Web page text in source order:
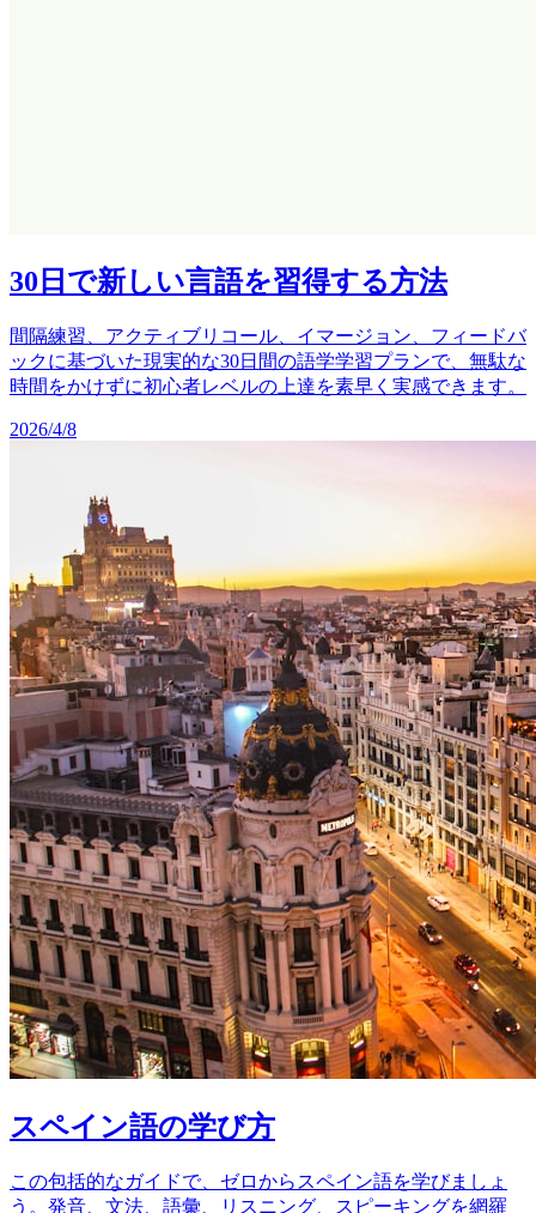
30日で新しい言語を習得する方法
間隔練習、アクティブリコール、イマージョン、フィードバ
ックに基づいた現実的な30日間の語学学習プランで、無駄な
時間をかけずに初心者レベルの上達を素早く実感できます。
2026/4/8
スペイン語の学び方
この包括的なガイドで、ゼロからスペイン語を学びましょ
う。発音、文法、語彙、リスニング、スピーキングを網羅